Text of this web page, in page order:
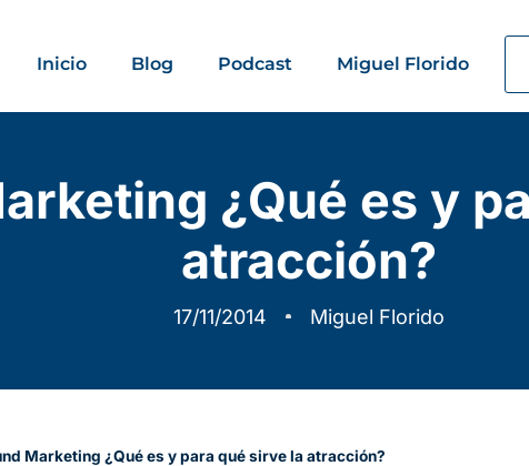
Inicio Blog Podcast Miguel Florido
¿Qué es y
atracción?
17/11/2014 Miguel Florido
Marketing ¿Qué es y para qué sirve la atracción?